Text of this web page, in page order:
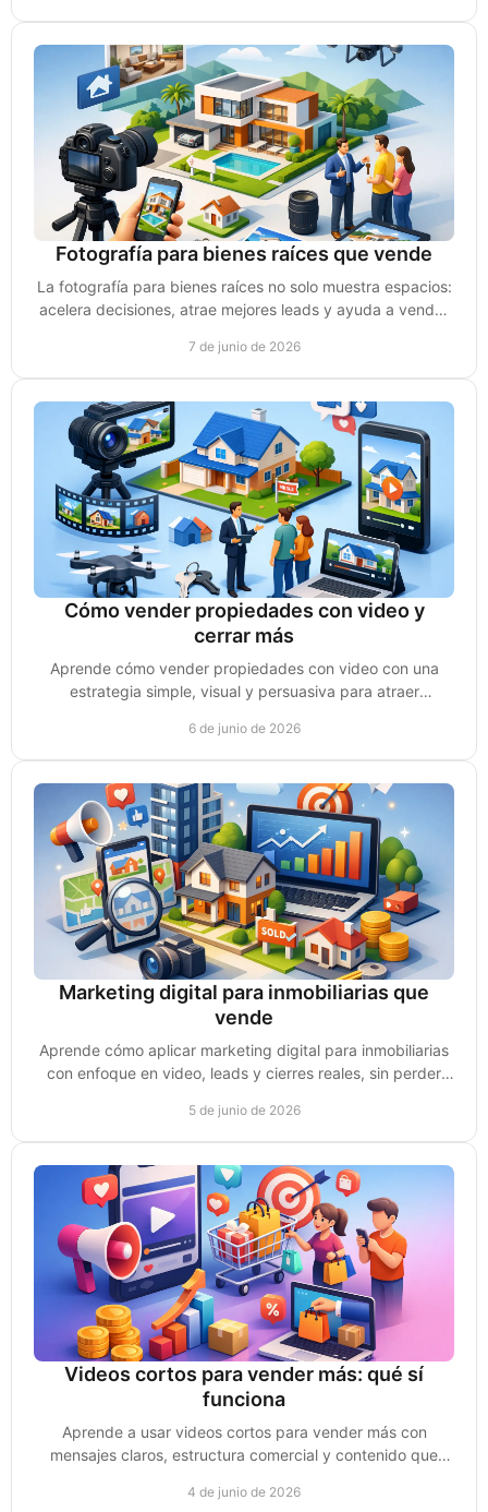
Fotografía para bienes raíces que vende
La fotografía para bienes raíces no solo muestra espacios:
acelera decisiones, atrae mejores leads y ayuda a vender
7 de junio de 2026
Cómo vender propiedades con video y
cerrar más
Aprende cómo vender propiedades con video con una
estrategia simple, visual y persuasiva para atraer
6 de junio de 2026
Marketing digital para inmobiliarias que
vende
Aprende cómo aplicar marketing digital para inmobiliarias
con enfoque en video, leads y cierres reales, sin perder
5 de junio de 2026
Videos cortos para vender más: qué sí
funciona
Aprende a usar videos cortos para vender más con
mensajes claros, estructura comercial y contenido que
4 de junio de 2026